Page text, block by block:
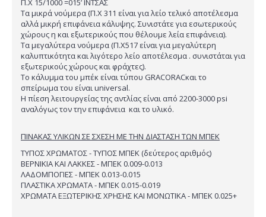
Π.Χ 15/1000 =015’ ΙΝΤΣΑΣ
Τα μικρά νούμερα (Π.Χ 311 είναι για λείο τελικό αποτέλεσμα
αλλά μικρή επιφάνεια κάλυψης. Συνιστάτε για εσωτερικούς
χώρους η και εξωτερικούς που θέλουμε λεία επιφάνεια).
Τα μεγαλύτερα νούμερα (Π.Χ517 είναι για μεγαλύτερη
καλυπτικότητα και λιγότερο λείο αποτέλεσμα . συνιστάται για
εξωτερικούς χώρους και φράχτες).
Το κάλυμμα του μπέκ είναι τύπου GRACORACκαι το
σπείρωμα του είναι universal.
Η πίεση λειτουργείας της αντλίας είναι από 2200-3000 psi
αναλόγως τον την επιφάνεια και το υλικό.
ΠΙΝΑΚΑΣ ΥΛΙΚΩΝ ΣΕ ΣΧΕΣΗ ΜΕ ΤΗΝ ΔΙΑΣΤΑΣΗ ΤΩΝ ΜΠΕΚ
ΤΥΠΟΣ ΧΡΩΜΑΤΟΣ - ΤΥΠΟΣ ΜΠΕΚ (δεύτερος αριθμός)
ΒΕΡΝΙΚΙΑ ΚΑΙ ΛΑΚΚΕΣ - ΜΠΕΚ 0.009-0.013
ΛΑΔΟΜΠΟΓΙΕΣ - ΜΠΕΚ 0.013-0.015
ΠΛΑΣΤΙΚΑ ΧΡΩΜΑΤΑ - ΜΠΕΚ 0.015-0.019
ΧΡΩΜΑΤΑ ΕΞΩΤΕΡΙΚΗΣ ΧΡΗΣΗΣ ΚΑΙ ΜΟΝΩΤΙΚΑ - ΜΠΕΚ 0.025+